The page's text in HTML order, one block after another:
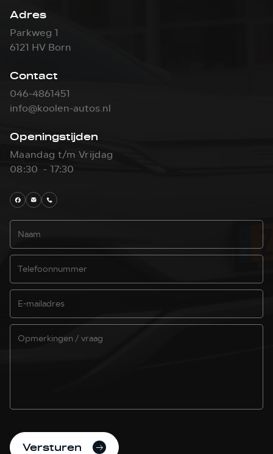
Adres
Parkweg 1
6121 HV Born
Contact
046-4861451
info@koolen-autos.nl
Openingstijden
Maandag t/m Vrijdag
08:30 - 17:30
Versturen